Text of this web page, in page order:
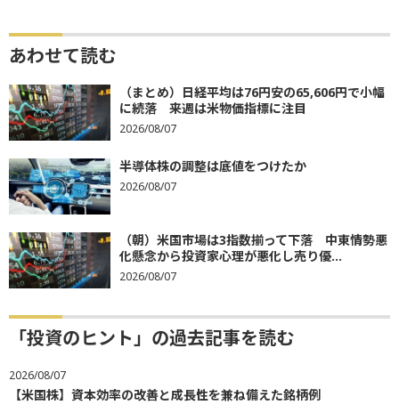
あわせて読む
（まとめ）日経平均は76円安の65,606円で小幅
に続落 来週は米物価指標に注目
2026/08/07
半導体株の調整は底値をつけたか
2026/08/07
（朝）米国市場は3指数揃って下落 中東情勢悪
化懸念から投資家心理が悪化し売り優...
2026/08/07
「投資のヒント」の過去記事を読む
2026/08/07
【米国株】資本効率の改善と成長性を兼ね備えた銘柄例